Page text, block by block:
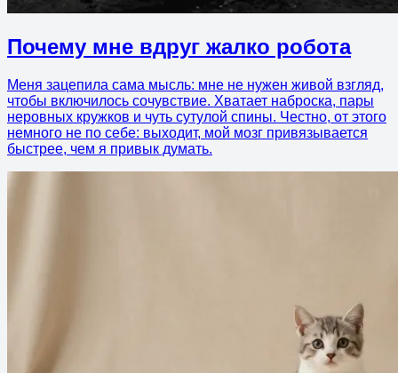
Почему мне вдруг жалко робота
Меня зацепила сама мысль: мне не нужен живой взгляд,
чтобы включилось сочувствие. Хватает наброска, пары
неровных кружков и чуть сутулой спины. Честно, от этого
немного не по себе: выходит, мой мозг привязывается
быстрее, чем я привык думать.